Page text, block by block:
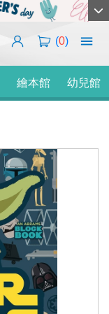
(0)
繪本館 幼兒館